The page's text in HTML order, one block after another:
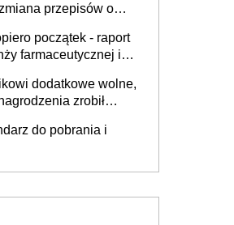
przepisów o
początek - raport
farmaceutycznej i
dodatkowe wolne,
zrobił
do pobrania i